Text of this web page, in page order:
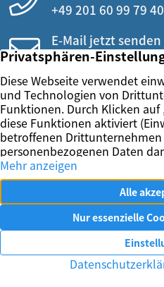
+49 201 60 99 79 40
E-Mail jetzt senden
info@wierig.eu